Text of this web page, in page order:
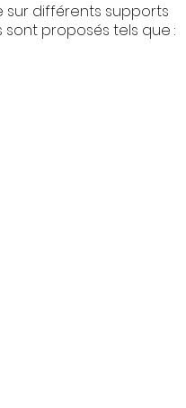
sur différents supports
sont proposés tels que :